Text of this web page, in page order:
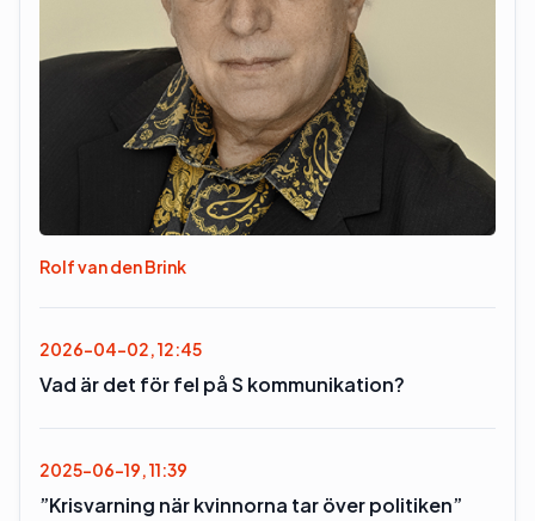
Rolf van den Brink
2026-04-02, 12:45
Vad är det för fel på S kommunikation?
2025-06-19, 11:39
”Krisvarning när kvinnorna tar över politiken”